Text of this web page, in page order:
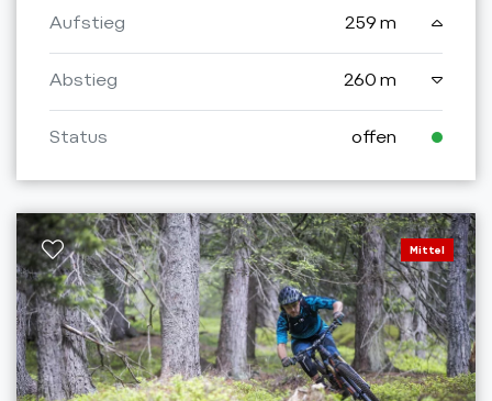
Aufstieg 259 m
Abstieg 260 m
Status offen
Mittel